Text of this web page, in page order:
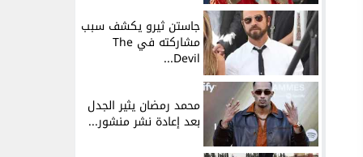
جاستن ثيرو يكشف سبب
مشاركته في The
Devil...
محمد رمضان يثير الجدل
بعد إعادة نشر منشور...